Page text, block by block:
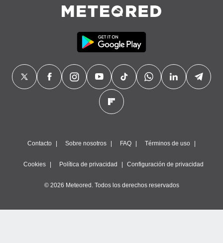
publicidad
Contacto Sobre nosotros FAQ Términos de uso
Cookies Política de privacidad Configuración de privacidad
© 2026 Meteored. Todos los derechos reservados